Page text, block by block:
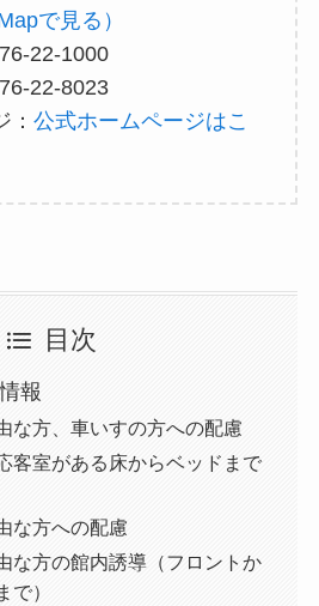
で見る）
22-1000
22-8023
公式ホームページはこ
目次
報
な方、車いすの方への配慮
客室がある床からベッドまで
な方への配慮
な方の館内誘導（フロントか
で）